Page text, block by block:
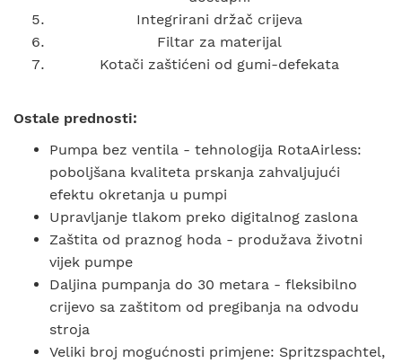
Integrirani držač crijeva
Filtar za materijal
Kotači zaštićeni od gumi-defekata
Ostale prednosti:
Pumpa bez ventila - tehnologija RotaAirless:
poboljšana kvaliteta prskanja zahvaljujući
efektu okretanja u pumpi
Upravljanje tlakom preko digitalnog zaslona
Zaštita od praznog hoda - produžava životni
vijek pumpe
Daljina pumpanja do 30 metara - fleksibilno
crijevo sa zaštitom od pregibanja na odvodu
stroja
Veliki broj mogućnosti primjene: Spritzspachtel,